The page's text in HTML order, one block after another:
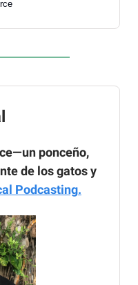
—un ponceño,
de los gatos y
Podcasting.